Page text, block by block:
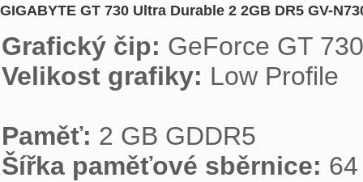
GIGABYTE GT 730 Ultra Durable 2 2GB DR5 GV-
Grafický čip:
Velikost grafiky: Low Profile
Paměť:
Šířka paměťové sběrnice: